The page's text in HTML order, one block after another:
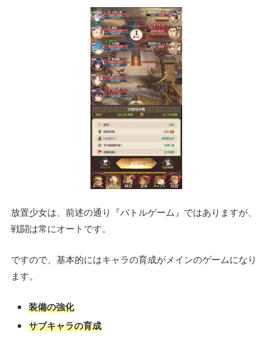
放置少女は、前述の通り『バトルゲーム』ではありますが、
戦闘は常にオートです。
ですので、基本的にはキャラの育成がメインのゲームになり
ます。
装備の強化
サブキャラの育成